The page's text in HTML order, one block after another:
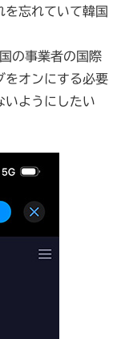
を忘れていて韓国
の事業者の国際
をオンにする必要
いようにしたい